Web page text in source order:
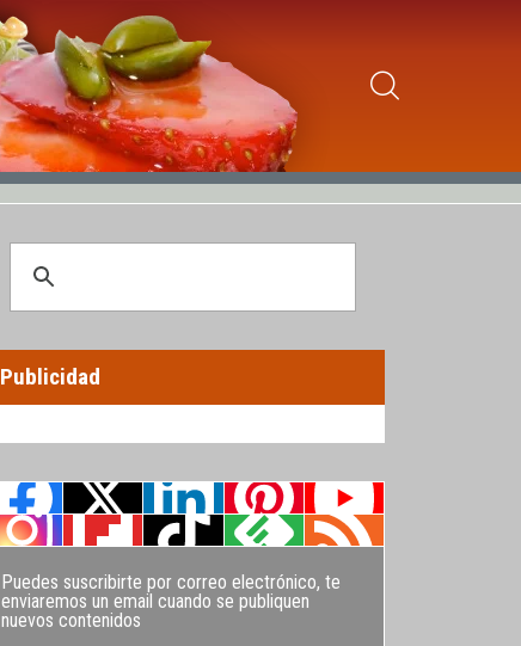
Publicidad
Puedes suscribirte por correo electrónico, te
enviaremos un email cuando se publiquen
nuevos contenidos